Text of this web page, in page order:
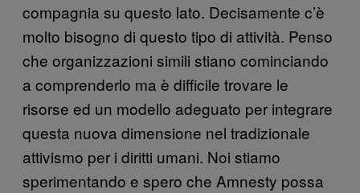
compagnia su questo lato. Decisamente c’è
molto bisogno di questo tipo di attività. Penso
che organizzazioni simili stiano cominciando
a comprenderlo ma è difficile trovare le
risorse ed un modello adeguato per integrare
questa nuova dimensione nel tradizionale
attivismo per i diritti umani. Noi stiamo
sperimentando e spero che Amnesty possa